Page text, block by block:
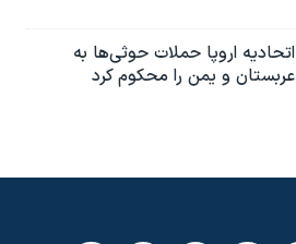
اتحادیه اروپا حملات حوثی‌ها به
عربستان و یمن را محکوم کرد